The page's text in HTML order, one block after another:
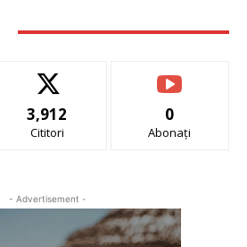
3,912
Cititori
0
Abonați
- Advertisement -